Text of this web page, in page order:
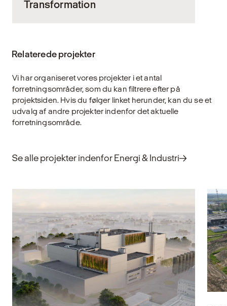
Transformation
bærer vi et ansvar – for ressourcerne, for
løsninger, der kan holde i mange år.
Transformation handler om at bringe nyt liv
til det bestående og finde nye funktioner til
bygninger, der har udtjent deres oprindelige
formål. Det kræver omtanke, faglig indsigt
Relaterede projekter
Vi har organiseret vores projekter i et antal
forretningsområder, som du kan filtrere efter på
projektsiden. Hvis du følger linket herunder, kan du se et
udvalg af andre projekter indenfor det aktuelle
forretningsområde.
Se alle projekter indenfor Energi & Industri